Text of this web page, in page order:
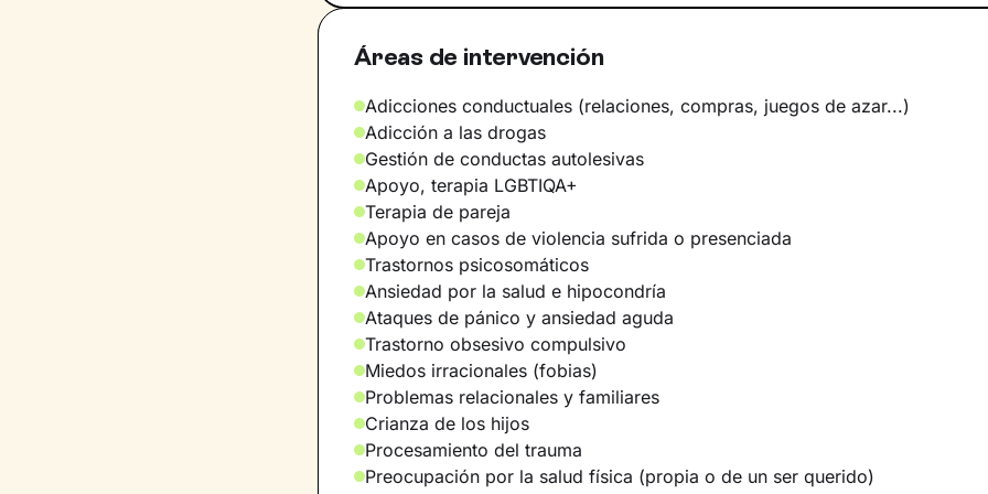
apoyad@ en tu camino hacia el bienestar.
Sobre mí:
cada situación en su contexto y ofrecer apoyo para
se sienta comprendida en su camino hacia el bienestar
Idiomas:
Áreas de intervención
Adicciones conductuales (relaciones, compras, juegos de azar...)
Adicción a las drogas
Gestión de conductas autolesivas
Apoyo, terapia LGBTIQA+
Terapia de pareja
Apoyo en casos de violencia sufrida o presenciada
Trastornos psicosomáticos
Ansiedad por la salud e hipocondría
Ataques de pánico y ansiedad aguda
Trastorno obsesivo compulsivo
Miedos irracionales (fobias)
Problemas relacionales y familiares
Crianza de los hijos
Procesamiento del trauma
Preocupación por la salud física (propia o de un ser querido)